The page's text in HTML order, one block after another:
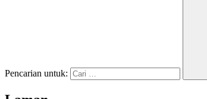
Pencarian untuk: